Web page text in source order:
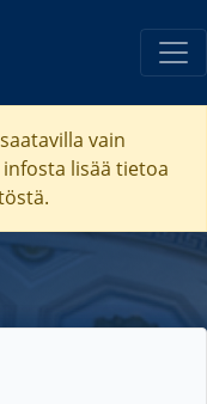
vain
infosta lisää tietoa